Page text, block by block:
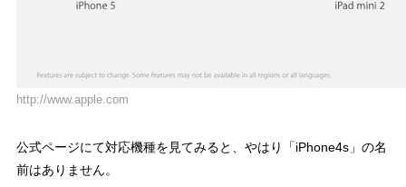
http://www.apple.com
公式ページにて対応機種を見てみると、やはり「iPhone4s」の名
前はありません。